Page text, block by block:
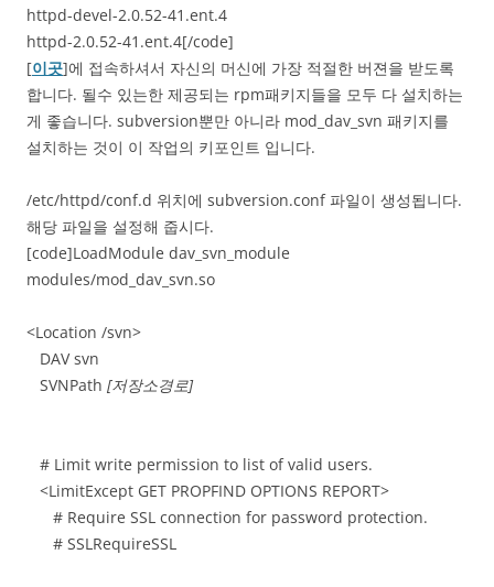
httpd-devel-2.0.52-41.ent.4
httpd-2.0.52-41.ent.4[/code]
[이곳]에 접속하셔서 자신의 머신에 가장 적절한 버젼을 받도록
합니다. 될수 있는한 제공되는 rpm패키지들을 모두 다 설치하는
게 좋습니다. subversion뿐만 아니라 mod_dav_svn 패키지를
설치하는 것이 이 작업의 키포인트 입니다.
/etc/httpd/conf.d 위치에 subversion.conf 파일이 생성됩니다.
해당 파일을 설정해 줍시다.
[code]LoadModule dav_svn_module
modules/mod_dav_svn.so
<Location /svn>
DAV svn
SVNPath [저장소경로]
# Limit write permission to list of valid users.
<LimitExcept GET PROPFIND OPTIONS REPORT>
# Require SSL connection for password protection.
# SSLRequireSSL